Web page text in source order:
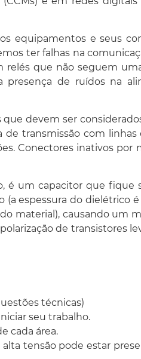
equipamentos e seus
ter falhas na
relés que não seguem
de ruídos na
devem ser
transmissão com linhas
Conectores inativos
é um capacitor que fique
espessura do dielétrico
material), causando um
de transistores
técnicas)
seu trabalho.
cada área.
tensão pode estar